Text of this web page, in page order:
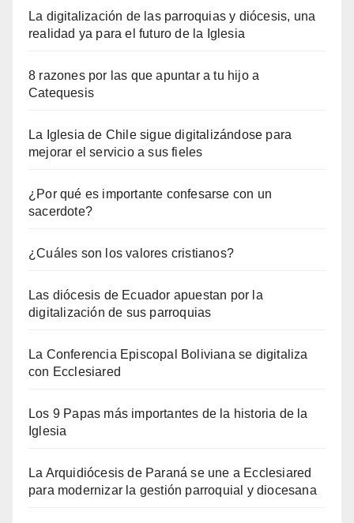
La digitalización de las parroquias y diócesis, una
realidad ya para el futuro de la Iglesia
8 razones por las que apuntar a tu hijo a
Catequesis
La Iglesia de Chile sigue digitalizándose para
mejorar el servicio a sus fieles
¿Por qué es importante confesarse con un
sacerdote?
¿Cuáles son los valores cristianos?
Las diócesis de Ecuador apuestan por la
digitalización de sus parroquias
La Conferencia Episcopal Boliviana se digitaliza
con Ecclesiared
Los 9 Papas más importantes de la historia de la
Iglesia
La Arquidiócesis de Paraná se une a Ecclesiared
para modernizar la gestión parroquial y diocesana